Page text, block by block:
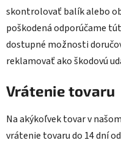
skontrolovať balík alebo
poškodená odporúčame
dostupné možnosti
reklamovať ako škodovú
Vrátenie tovaru
Na akýkoľvek tovar v
vrátenie tovaru do 14 dní